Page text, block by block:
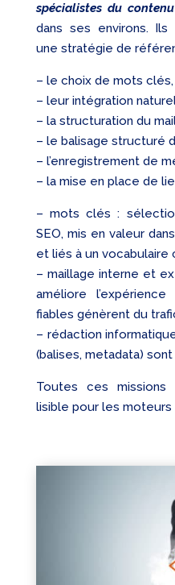
spécialistes du
dans ses environs.
une stratégie de
– le choix de mots clés,
– leur intégration
– la structuration du
– le balisage structuré
– l’enregistrement de
– la mise en place de
– mots clés :
SEO, mis en valeur
et liés à un
– maillage interne et
améliore
fiables génèrent du
– rédaction
(balises, metadata)
Toutes ces
lisible pour les moteurs